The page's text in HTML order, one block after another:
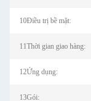
10Điều trị bề mặt:
11Thời gian giao hàng:
12Ứng dụng:
13Gói: